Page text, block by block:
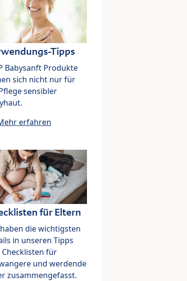
Tipps
Babysanft Produkte
sich nicht nur für
sensibler
erfahren
für Eltern
die wichtigsten
in unseren Tipps
Checklisten für
und werdende
zusammengefasst.